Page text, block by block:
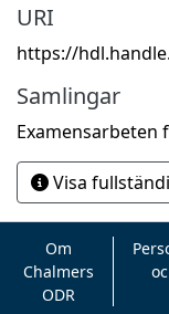
URI
https://
Samlingar
Examensarbeten
Visa
Om
Chalmers
ODR